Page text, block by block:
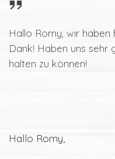
Hallo Romy, wir haben
Dank! Haben uns sehr
halten zu können!
Hallo Romy,